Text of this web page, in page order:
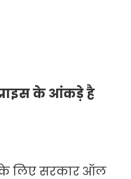
के आंकड़े है
के लिए सरकार ऑल